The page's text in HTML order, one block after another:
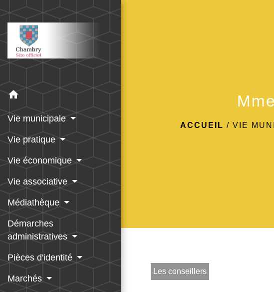
home
Vie municipale
Vie pratique
Vie économique
Vie associative
Médiathèque
Démarches
administratives
Pièces d'identité
Marchés
ACCUEIL / VIE
Les conseillers